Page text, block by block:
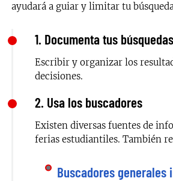
ayudará a guiar y limitar tu
1. Documenta tus búsquedas
Escribir y organizar los
decisiones.
2. Usa los buscadores
Existen diversas fuentes de
ferias estudiantiles. También
Buscadores generales